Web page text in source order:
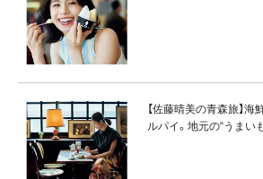
【佐藤晴美の青森旅】海
ルパイ。地元の“うまい